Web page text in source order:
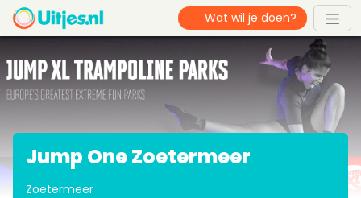
Jump One Zoetermeer
Zoetermeer